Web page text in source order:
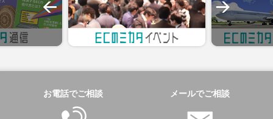
お電話でご相談 メールでご相談